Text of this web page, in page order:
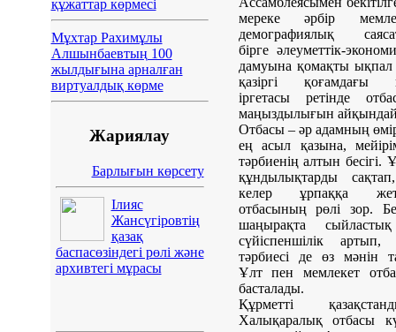
құжаттар көрмесі
Мұхтар Рахимұлы
Алшынбаевтың 100
жылдығына арналған
виртуалдық көрме
Жариялау
Барлығын көрсету
Ілияс
Жансүгіровтің
қазақ
баспасөзіндегі рөлі және
архивтегі мұрасы
мереке әрбір
демографиялық
бірге әлеуметтік-
дамуына қомақты ықпал
қазіргі қоғамдағы
іргетасы ретінде
маңыздылығын
Отбасы – әр адамның
ең асыл қазына,
тәрбиенің алтын бесігі.
құндылықтарды
келер ұрпаққа
отбасының рөлі зор.
шаңырақта
сүйіспеншілік артып,
тәрбиесі де өз мәнін
Ұлт пен мемлекет
басталады.
Құрметті
Халықаралық отбасы